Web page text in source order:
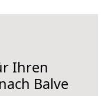
Ihren
Balve